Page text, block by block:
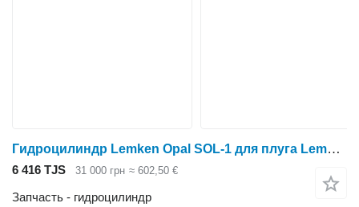
Гидроцилиндр Lemken Opal SOL-1 для плуга Lemken
6 416 TJS 31 000 грн ≈ 602,50 €
Запчасть - гидроцилиндр